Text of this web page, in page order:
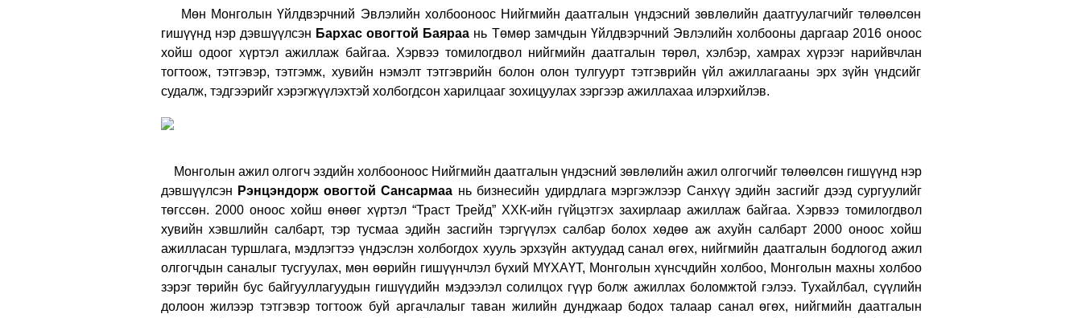
Мөн Монголын Үйлдвэрчний Эвлэлийн холбооноос Нийгмийн даатгалын үндэсний зөвлөлийн даатгуулагчийг төлөөлсөн
гишүүнд нэр дэвшүүлсэн Бархас овогтой Баяраа нь Төмөр замчдын Үйлдвэрчний Эвлэлийн холбооны даргаар 2016 оноос
хойш одоог хүртэл ажиллаж байгаа. Хэрвээ томилогдвол нийгмийн даатгалын төрөл, хэлбэр, хамрах хүрээг нарийвчлан
тогтоож, тэтгэвэр, тэтгэмж, хувийн нэмэлт тэтгэврийн болон олон тулгуурт тэтгэврийн үйл ажиллагааны эрх зүйн үндсийг
судалж, тэдгээрийг хэрэгжүүлэхтэй холбогдсон харилцааг зохицуулах зэргээр ажиллахаа илэрхийлэв.
Монголын ажил олгогч эздийн холбооноос Нийгмийн даатгалын үндэсний зөвлөлийн ажил олгогчийг төлөөлсөн гишүүнд нэр
дэвшүүлсэн Рэнцэндорж овогтой Сансармаа нь бизнесийн удирдлага мэргэжлээр Санхүү эдийн засгийг дээд сургуулийг
төгссөн. 2000 оноос хойш өнөөг хүртэл “Траст Трейд” ХХК-ийн гүйцэтгэх захирлаар ажиллаж байгаа. Хэрвээ томилогдвол
хувийн хэвшлийн салбарт, тэр тусмаа эдийн засгийн тэргүүлэх салбар болох хөдөө аж ахуйн салбарт 2000 оноос хойш
ажилласан туршлага, мэдлэгтээ үндэслэн холбогдох хууль эрхзүйн актуудад санал өгөх, нийгмийн даатгалын бодлогод ажил
олгогчдын саналыг тусгуулах, мөн өөрийн гишүүнчлэл бүхий МҮХАҮТ, Монголын хүнсчдийн холбоо, Монголын махны холбоо
зэрэг төрийн бус байгууллагуудын гишүүдийн мэдээлэл солилцох гүүр болж ажиллах боломжтой гэлээ. Тухайлбал, сүүлийн
долоон жилээр тэтгэвэр тогтоож буй аргачлалыг таван жилийн дунджаар бодох талаар санал өгөх, нийгмийн даатгалын